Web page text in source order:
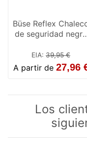
Büse Reflex
de seguridad negro
EIA: 39,95 €
A partir de 27,96
Los